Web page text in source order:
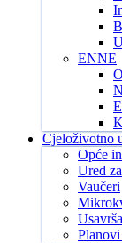
ENNE
Cjeloživotno
Opće
Ured
Vaučeri